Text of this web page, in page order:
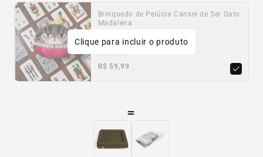
Brinquedo de Pelúcia Cansei de Ser Gato
Madalena
Único
R$ 59,99
Clique para incluir o produto
=